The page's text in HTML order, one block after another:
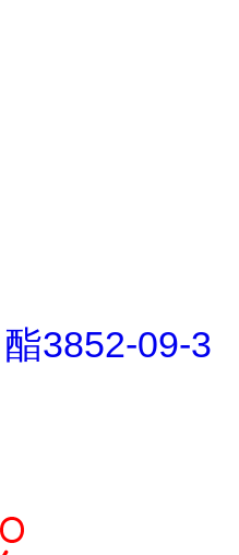
3852-09-3